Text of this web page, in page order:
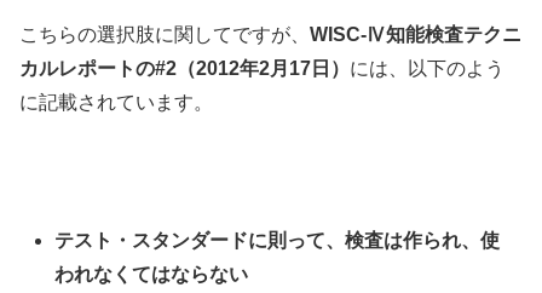
こちらの選択肢に関してですが、 WISC-Ⅳ知能検査テクニ
カルレポートの#2（2012年2月17日） には、以下のよう
に記載されています。
テスト・スタンダードに則って、検査は作られ、使
われなくてはならない